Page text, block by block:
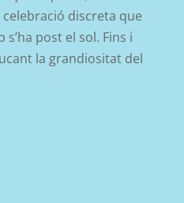
discreta que
post el sol. Fins i
la grandiositat del